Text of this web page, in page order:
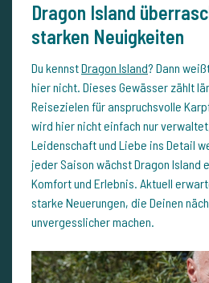
Dragon Island
starken Neuigkeiten
Du kennstDragon Island? Dann
hier nicht. Dieses Gewässer zählt
Reisezielen für anspruchsvolle
wird hier nicht einfach nur
Leidenschaft und Liebe ins Detail
jeder Saison wächst Dragon Island
Komfort und Erlebnis. Aktuell
starke Neuerungen, die Deinen
unvergesslicher machen.